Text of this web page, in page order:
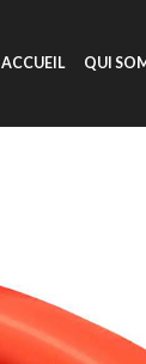
ACCUEIL QUI